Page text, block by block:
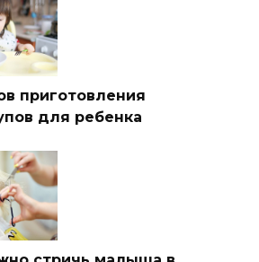
приготовления
для ребенка